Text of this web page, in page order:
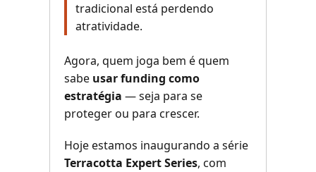
tradicional está perdendo
atratividade.
Agora, quem joga bem é quem
sabe usar funding como
estratégia — seja para se
proteger ou para crescer.
Hoje estamos inaugurando a série
Terracotta Expert Series, com